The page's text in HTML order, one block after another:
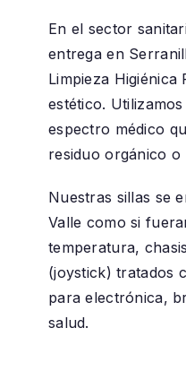
En el sector
entrega en
Limpieza Higiénica
estético.
espectro médico
residuo orgánico o
Nuestras sillas se
Valle como si
temperatura,
(joystick) tratados
para electrónica,
salud.